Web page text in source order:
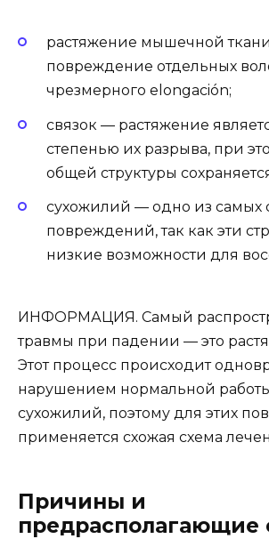
растяжение мышечной
повреждение отдельных
чрезмерного elongación;
связок — растяжение
степенью их разрыва, при
общей структуры
сухожилий — одно из самых
повреждений, так как эти
низкие возможности для
ИНФОРМАЦИЯ. Самый
травмы при падении — это
Этот процесс происходит
нарушением нормальной
сухожилий, поэтому для этих
применяется схожая схема
Причины и
предрасполагающие